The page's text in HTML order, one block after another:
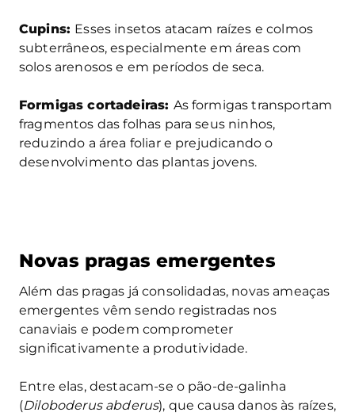
Cupins: Esses insetos atacam raízes e colmos
subterrâneos, especialmente em áreas com
solos arenosos e em períodos de seca.
Formigas cortadeiras: As formigas transportam
fragmentos das folhas para seus ninhos,
reduzindo a área foliar e prejudicando o
desenvolvimento das plantas jovens.
Novas pragas emergentes
Além das pragas já consolidadas, novas ameaças
emergentes vêm sendo registradas nos
canaviais e podem comprometer
significativamente a produtividade.
Entre elas, destacam-se o pão-de-galinha
(Diloboderus abderus), que causa danos às raízes,